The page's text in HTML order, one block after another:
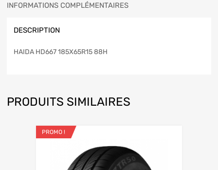
INFORMATIONS COMPLÉMENTAIRES
DESCRIPTION
HAIDA HD667 185X65R15 88H
PRODUITS SIMILAIRES
PROMO !